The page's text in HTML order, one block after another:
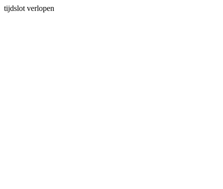
tijdslot verlopen